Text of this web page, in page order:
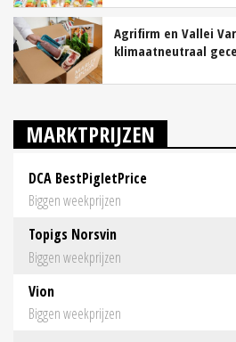
Agrifirm en Vallei
klimaatneutraal
MARKTPRIJZEN
DCA BestPigletPrice
Biggen weekprijzen
Topigs Norsvin
Biggen weekprijzen
Vion
Biggen weekprijzen